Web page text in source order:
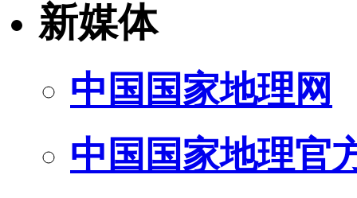
新媒体
中国国家地理网
中国国家地理官